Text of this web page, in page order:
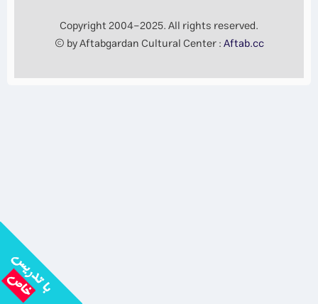
Copyright 2004-2025. All rights reserved.
© by Aftabgardan Cultural Center :Aftab.cc